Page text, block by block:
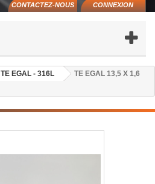
CONNEXION
CONTACTEZ-NOUS
TE EGAL - 316L
TE EGAL 13,5 X 1,6